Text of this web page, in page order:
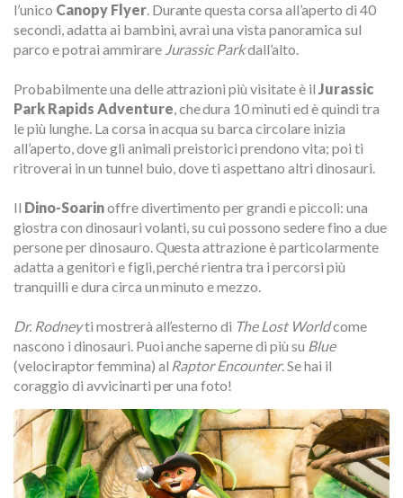
l’unico Canopy Flyer. Durante questa corsa all’aperto di 40
secondi, adatta ai bambini, avrai una vista panoramica sul
parco e potrai ammirare Jurassic Parkdall’alto.
Probabilmente una delle attrazioni più visitate è il Jurassic
Park Rapids Adventure, che dura 10 minuti ed è quindi tra
le più lunghe. La corsa in acqua su barca circolare inizia
all’aperto, dove gli animali preistorici prendono vita; poi ti
ritroverai in un tunnel buio, dove ti aspettano altri dinosauri.
Il Dino-Soarinoffre divertimento per grandi e piccoli: una
giostra con dinosauri volanti, su cui possono sedere fino a due
persone per dinosauro. Questa attrazione è particolarmente
adatta a genitori e figli, perché rientra tra i percorsi più
tranquilli e dura circa un minuto e mezzo.
Dr. Rodneyti mostrerà all’esterno di The Lost Worldcome
nascono i dinosauri. Puoi anche saperne di più su Blue
(velociraptor femmina) al Raptor Encounter. Se hai il
coraggio di avvicinarti per una foto!